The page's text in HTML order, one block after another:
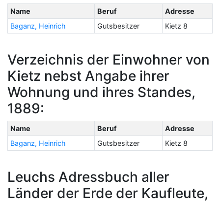
Name Beruf
Adresse
Baganz, Heinrich
Gutsbesitzer Kietz 8
Verzeichnis der Einwohner von
Kietz nebst Angabe ihrer
Wohnung und ihres Standes,
1889:
Name Beruf
Adresse
Baganz, Heinrich
Gutsbesitzer Kietz 8
Leuchs Adressbuch aller
Länder der Erde der Kaufleute,